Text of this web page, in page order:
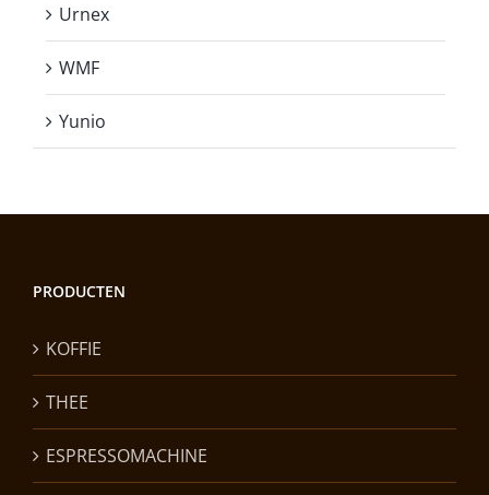
Urnex
WMF
Yunio
PRODUCTEN
KOFFIE
THEE
ESPRESSOMACHINE